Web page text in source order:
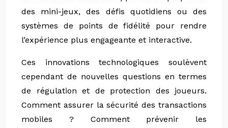
des mini-jeux, des défis quotidiens ou des
systèmes de points de fidélité pour rendre
l’expérience plus engageante et interactive.
Ces innovations technologiques soulèvent
cependant de nouvelles questions en termes
de régulation et de protection des joueurs.
Comment assurer la sécurité des transactions
mobiles ? Comment prévenir les